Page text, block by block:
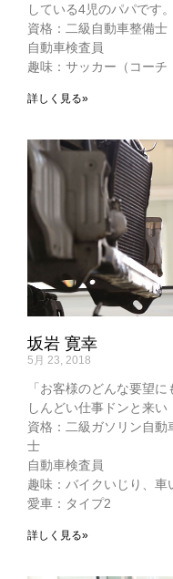
している4児のパパです。
資格：二級自動車整備士
自動車検査員
趣味：サッカー（コーチ
詳しく見る»
坂岩 寛幸
5月 23, 2018
「お客様のどんな要望
しんどい仕事ドンと来い
資格：二級ガソリン自
士
自動車検査員
趣味：バイクいじり、車
愛車：タイプ2
詳しく見る»